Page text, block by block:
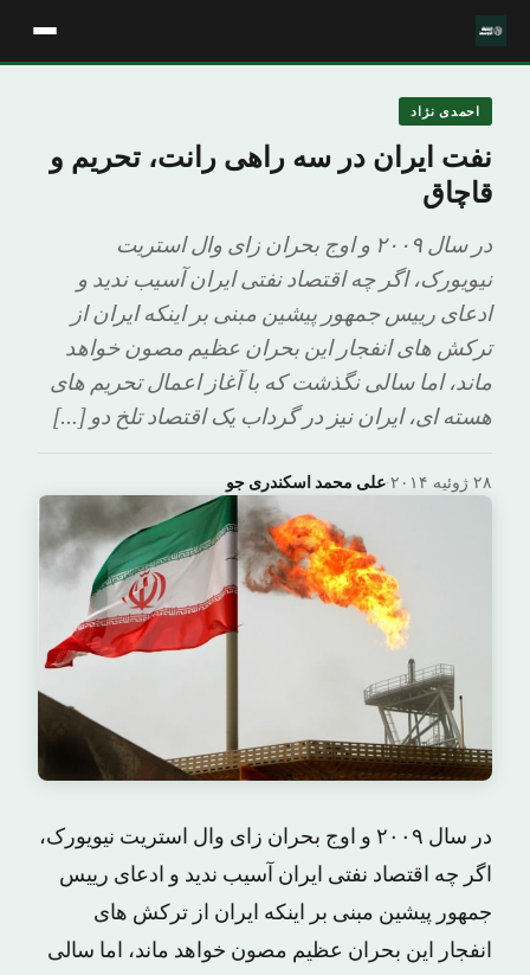
احمدی نژاد
نفت ایران در سه راهی رانت، تحریم و
قاچاق
در سال ۲۰۰۹ و اوج بحران زای وال استریت
نیویورک، اگر چه اقتصاد نفتی ایران آسیب ندید و
ادعای رییس جمهور پیشین مبنی بر اینکه ایران از
ترکش های انفجار این بحران عظیم مصون خواهد
ماند، اما سالی نگذشت که با آغاز اعمال تحریم های
هسته ای، ایران نیز در گرداب یک اقتصاد تلخ دو […]
علی محمد اسکندری جو· ۲۸ ژوئیه ۲۰۱۴
در سال ۲۰۰۹ و اوج بحران زای وال استریت نیویورک،
اگر چه اقتصاد نفتی ایران آسیب ندید و ادعای رییس
جمهور پیشین مبنی بر اینکه ایران از ترکش های
انفجار این بحران عظیم مصون خواهد ماند، اما سالی